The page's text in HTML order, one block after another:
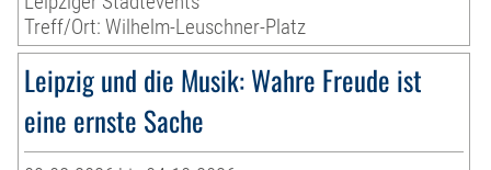
Treff/Ort: Wilhelm-Leuschner-Platz
Leipzig und die Musik: Wahre Freude ist
eine ernste Sache